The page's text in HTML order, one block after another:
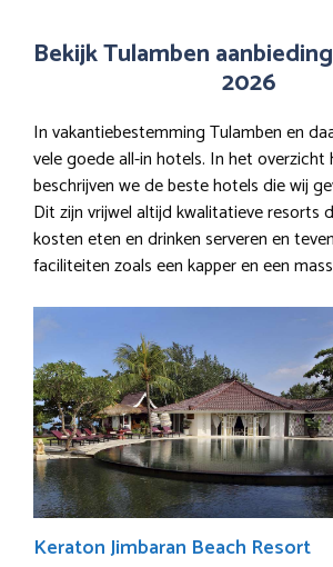
Bekijk Tulamben
2026
In vakantiebestemming Tulamben en
vele goede all-in hotels. In het overzicht
beschrijven we de beste hotels die wij
Dit zijn vrijwel altijd kwalitatieve resorts
kosten eten en drinken serveren en
faciliteiten zoals een kapper en een
Keraton Jimbaran Beach Resort